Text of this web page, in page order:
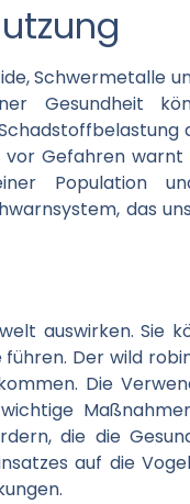
Schwermetalle
Gesundheit
Gefahren warnt
Population
das
auswirken. Sie
Der wild
Die
die die
auf die